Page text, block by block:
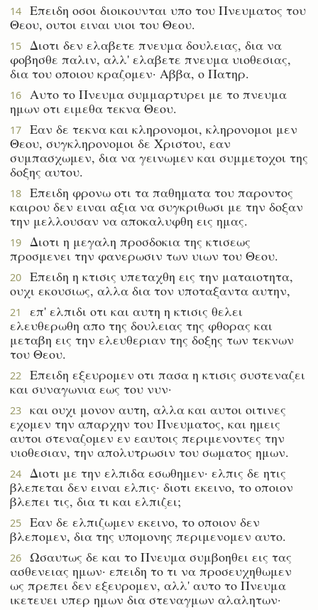
14
Επειδη οσοι διοικουνται υπο του Πνευματος του
Θεου, ουτοι ειναι υιοι του Θεου.
15
Διοτι δεν ελαβετε πνευμα δουλειας, δια να
φοβησθε παλιν, αλλ' ελαβετε πνευμα υιοθεσιας,
δια του οποιου κραζομεν· Αββα, ο Πατηρ.
16
Αυτο το Πνευμα συμμαρτυρει με το πνευμα
ημων οτι ειμεθα τεκνα Θεου.
17
Εαν δε τεκνα και κληρονομοι, κληρονομοι μεν
Θεου, συγκληρονομοι δε Χριστου, εαν
συμπασχωμεν, δια να γεινωμεν και συμμετοχοι της
δοξης αυτου.
18
Επειδη φρονω οτι τα παθηματα του παροντος
καιρου δεν ειναι αξια να συγκριθωσι με την δοξαν
την μελλουσαν να αποκαλυφθη εις ημας.
19
Διοτι η μεγαλη προσδοκια της κτισεως
προσμενει την φανερωσιν των υιων του Θεου.
20
Επειδη η κτισις υπεταχθη εις την ματαιοτητα,
ουχι εκουσιως, αλλα δια τον υποταξαντα αυτην,
21
επ' ελπιδι οτι και αυτη η κτισις θελει
ελευθερωθη απο της δουλειας της φθορας και
μεταβη εις την ελευθεριαν της δοξης των τεκνων
του Θεου.
22
Επειδη εξευρομεν οτι πασα η κτισις συστεναζει
και συναγωνια εως του νυν·
23
και ουχι μονον αυτη, αλλα και αυτοι οιτινες
εχομεν την απαρχην του Πνευματος, και ημεις
αυτοι στεναζομεν εν εαυτοις περιμενοντες την
υιοθεσιαν, την απολυτρωσιν του σωματος ημων.
24
Διοτι με την ελπιδα εσωθημεν· ελπις δε ητις
βλεπεται δεν ειναι ελπις· διοτι εκεινο, το οποιον
βλεπει τις, δια τι και ελπιζει;
25
Εαν δε ελπιζωμεν εκεινο, το οποιον δεν
βλεπομεν, δια της υπομονης περιμενομεν αυτο.
26
Ωσαυτως δε και το Πνευμα συμβοηθει εις τας
ασθενειας ημων· επειδη το τι να προσευχηθωμεν
ως πρεπει δεν εξευρομεν, αλλ' αυτο το Πνευμα
ικετευει υπερ ημων δια στεναγμων αλαλητων·